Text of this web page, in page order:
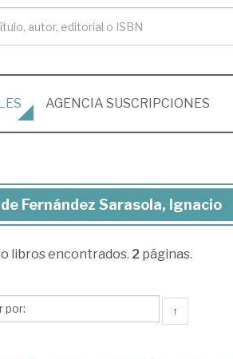
AGENCIA SUSCRIPCIONES
Fernández Sarasola, Ignacio
libros encontrados. 2 páginas.
↑